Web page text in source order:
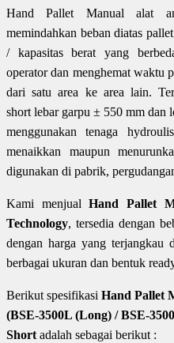
Hand Pallet Manual alat
memindahkan beban diatas
/ kapasitas berat yang
operator dan menghemat waktu
dari satu area ke area lain.
short lebar garpu ± 550 mm
menggunakan tenaga
menaikkan maupun
digunakan di pabrik,
Kami menjualHand Pallet
Technology, tersedia dengan
dengan harga yang terjangkau
berbagai ukuran dan bentuk
Berikut spesifikasi Hand Pallet
(BSE-3500L (Long) / BSE-
Shortadalah sebagai berikut :